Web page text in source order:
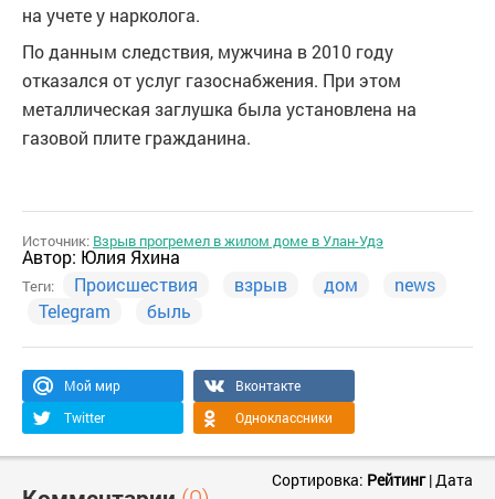
на учете у нарколога.
По данным следствия, мужчина в 2010 году
отказался от услуг газоснабжения. При этом
металлическая заглушка была установлена на
газовой плите гражданина.
Источник: Взрыв прогремел в жилом доме в Улан-Удэ
Автор: Юлия Яхина
Теги: Происшествия взрыв дом
news
Telegram
быль
Мой мир
Вконтакте
Twitter
Одноклассники
Сортировка: Рейтинг|Дата